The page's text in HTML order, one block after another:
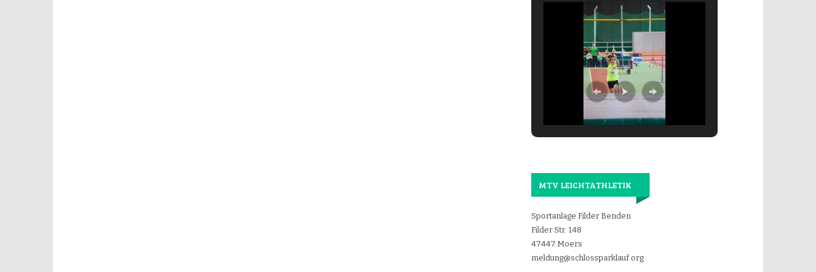
MTV LEICHTATHLETIK
Sportanlage Filder Benden
Filder Str. 148
47447 Moers
meldung@schlossparklauf.org